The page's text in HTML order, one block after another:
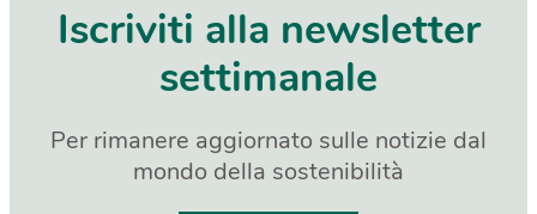
Iscriviti alla newsletter
settimanale
Per rimanere aggiornato sulle notizie dal
mondo della sostenibilità